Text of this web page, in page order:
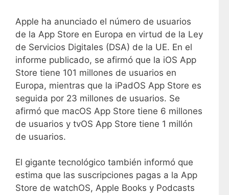
Apple ha anunciado el número de usuarios
de la App Store en Europa en virtud de la Ley
de Servicios Digitales (DSA) de la UE. En el
informe publicado, se afirmó que la iOS App
Store tiene 101 millones de usuarios en
Europa, mientras que la iPadOS App Store es
seguida por 23 millones de usuarios. Se
afirmó que macOS App Store tiene 6 millones
de usuarios y tvOS App Store tiene 1 millón
de usuarios.
El gigante tecnológico también informó que
estima que las suscripciones pagas a la App
Store de watchOS, Apple Books y Podcasts